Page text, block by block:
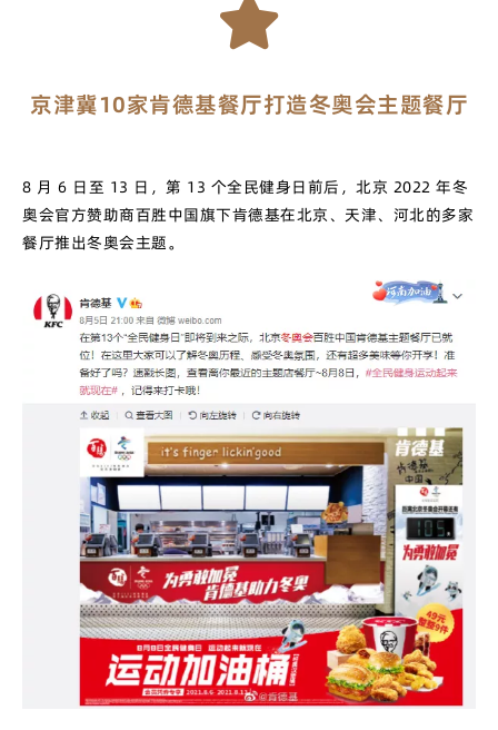
京津冀10家肯德基餐厅打造冬奥会主题餐厅
8 月 6 日至 13 日，第 13 个全民健身日前后，北京 2022 年冬
奥会官方赞助商百胜中国旗下肯德基在北京、天津、河北的多家
餐厅推出冬奥会主题。